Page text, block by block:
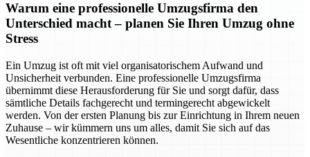
Warum eine professionelle Umzugsfirma den
Unterschied macht – planen Sie Ihren Umzug ohne
Stress
Ein Umzug ist oft mit viel organisatorischem Aufwand und
Unsicherheit verbunden. Eine professionelle Umzugsfirma
übernimmt diese Herausforderung für Sie und sorgt dafür, dass
sämtliche Details fachgerecht und termingerecht abgewickelt
werden. Von der ersten Planung bis zur Einrichtung in Ihrem neuen
Zuhause – wir kümmern uns um alles, damit Sie sich auf das
Wesentliche konzentrieren können.